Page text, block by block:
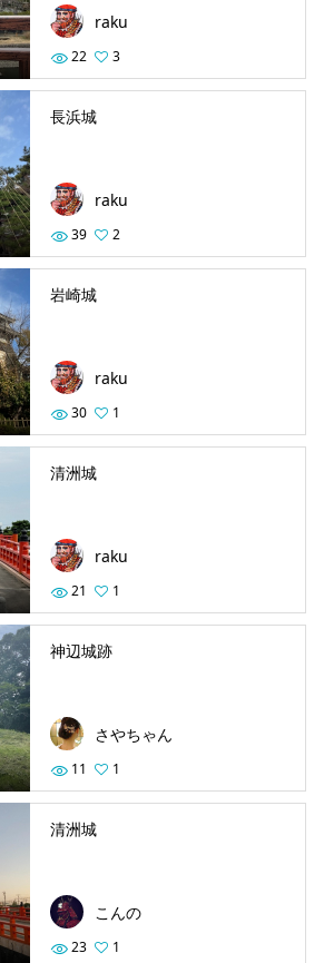
raku
22 3
長浜城
raku
39 2
岩崎城
raku
30 1
清洲城
raku
21 1
神辺城跡
さやちゃん
11 1
清洲城
こんの
23 1